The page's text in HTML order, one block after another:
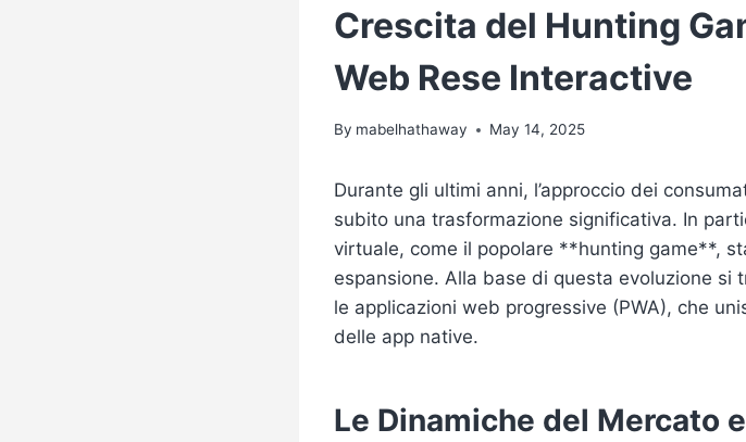
Crescita del Hunting
Web Rese Interactive
By mabelhathaway May 14, 2025
Durante gli ultimi anni, l’approccio dei
subito una trasformazione significativa. In
virtuale, come il popolare **hunting game**,
espansione. Alla base di questa evoluzione si
le applicazioni web progressive (PWA), che
delle app native.
Le Dinamiche del Mercato